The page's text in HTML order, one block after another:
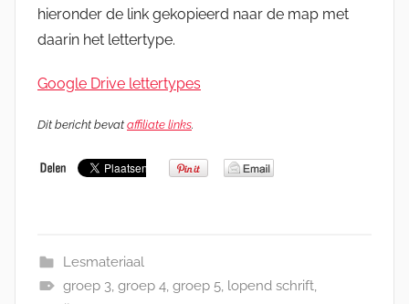
hieronder de link gekopieerd naar de map met
daarin het lettertype.
Google Drive lettertypes
Dit bericht bevat affiliate links.
Lesmateriaal
groep 3, groep 4, groep 5, lopend schrift,